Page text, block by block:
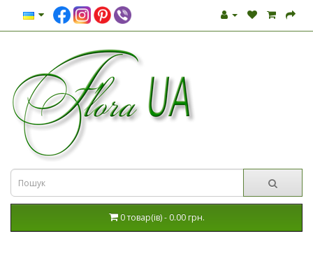
0 товар(ів) - 0.00 грн.